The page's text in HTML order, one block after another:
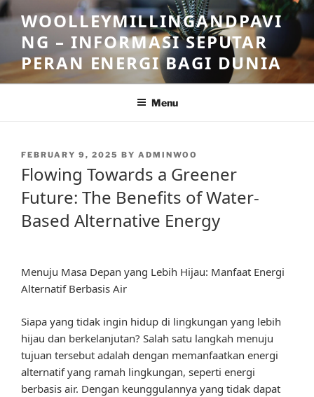
Skip
to
content
WOOLLEYMILLINGANDPAVI
NG – INFORMASI SEPUTAR
PERAN ENERGI BAGI DUNIA
Menu
POSTED
ON
FEBRUARY 9, 2025 BY ADMINWOO
Flowing Towards a Greener
Future: The Benefits of Water-
Based Alternative Energy
Menuju Masa Depan yang Lebih Hijau: Manfaat Energi
Alternatif Berbasis Air
Siapa yang tidak ingin hidup di lingkungan yang lebih
hijau dan berkelanjutan? Salah satu langkah menuju
tujuan tersebut adalah dengan memanfaatkan energi
alternatif yang ramah lingkungan, seperti energi
berbasis air. Dengan keunggulannya yang tidak dapat